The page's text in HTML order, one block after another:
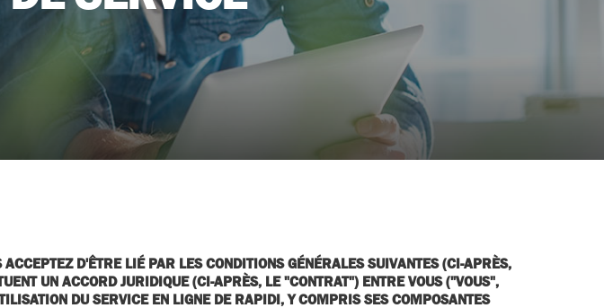
D'ÊTRE LIÉ PAR LES CONDITIONS GÉNÉRALES SUIVANTES (CI-APRÈS,
UN ACCORD JURIDIQUE (CI-APRÈS, LE "CONTRAT") ENTRE VOUS ("VOUS",
DU SERVICE EN LIGNE DE RAPIDI, Y COMPRIS SES COMPOSANTES